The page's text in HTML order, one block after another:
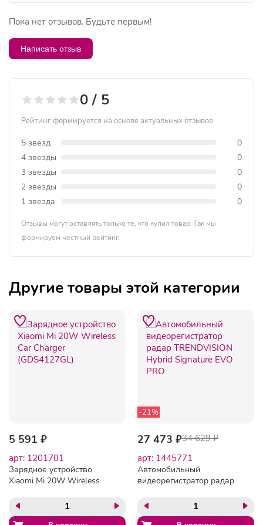
Пока нет отзывов. Будьте первым!
Написать отзыв
0 / 5
Рейтинг формируется на основе актуальных отзывов
5 звёзд
0
4 звезды
0
3 звезды
0
2 звезды
0
1 звезда
0
Отзывы могут оставлять только те, кто купил товар. Так мы
формируем честный рейтинг.
Другие товары этой категории
5 591 ₽
арт: 1201701
Зарядное устройство
Xiaomi Mi 20W Wireless
-21%
27 473 ₽34 629 ₽
арт: 1445771
Автомобильный
видеорегистратор радар
Signature EVO PRO